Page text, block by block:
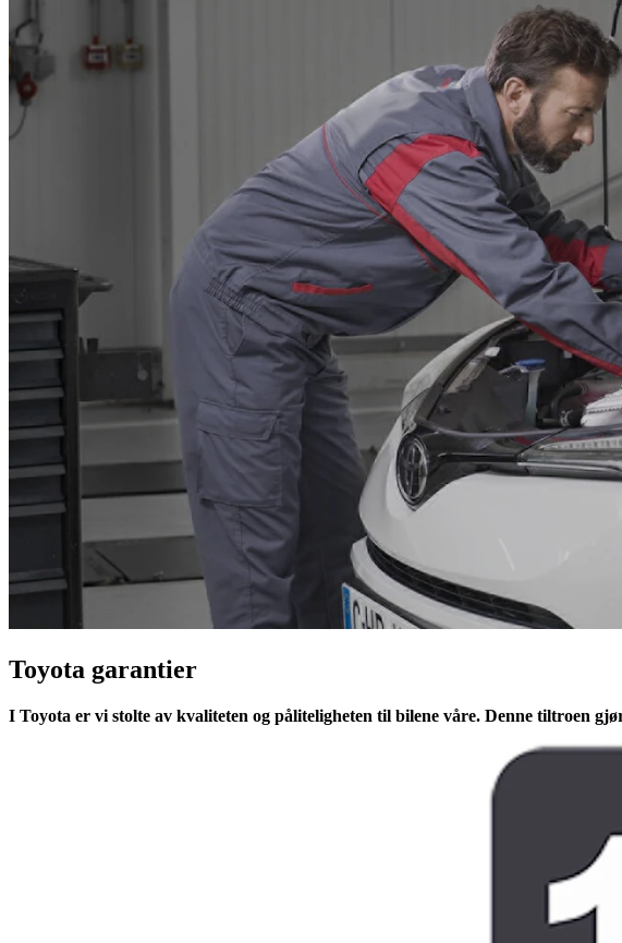
Toyota garantier
I Toyota er vi stolte av kvaliteten og påliteligheten til bilene våre. Denne tiltroen